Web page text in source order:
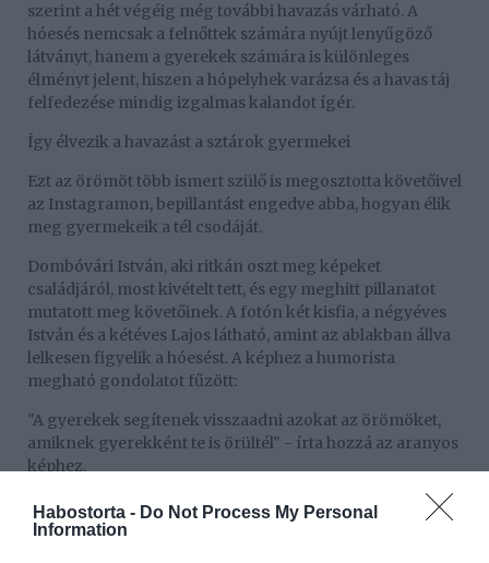
Habostorta - Do Not Process My Personal
Information
szerint a hét végéig még további havazás várható. A
hóesés nemcsak a felnőttek számára nyújt lenyűgöző
látványt, hanem a gyerekek számára is különleges
élményt jelent, hiszen a hópelyhek varázsa és a havas táj
felfedezése mindig izgalmas kalandot ígér.
Így élvezik a havazást a sztárok gyermekei
Ezt az örömöt több ismert szülő is megosztotta követőivel
az Instagramon, bepillantást engedve abba, hogyan élik
meg gyermekeik a tél csodáját.
Dombóvári István, aki ritkán oszt meg képeket
családjáról, most kivételt tett, és egy meghitt pillanatot
mutatott meg követőinek. A fotón két kisfia, a négyéves
István és a kétéves Lajos látható, amint az ablakban állva
lelkesen figyelik a hóesést. A képhez a humorista
megható gondolatot fűzött:
"A gyerekek segítenek visszaadni azokat az örömöket,
amiknek gyerekként te is örültél" - írta hozzá az aranyos
képhez.
Nem Dombóvári István volt az egyetlen, aki megosztotta
a tél örömét követőivel. Borbély Alexandra és Nagy Ervin